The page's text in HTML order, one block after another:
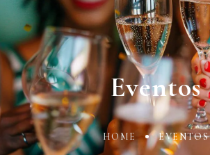
Eventos
HOME EVENTOS